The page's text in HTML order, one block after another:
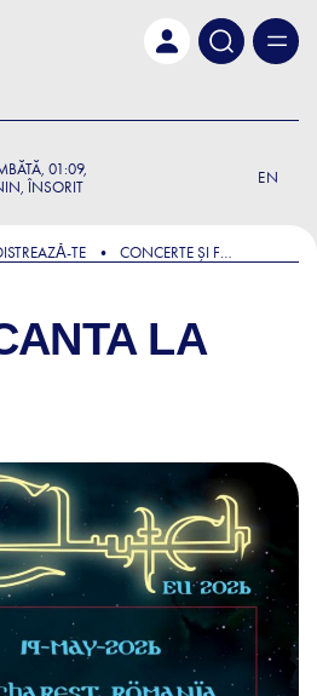
01:09
ÎNSORIT
EN
TE
CONCERTE ȘI FESTIVALURI
LA